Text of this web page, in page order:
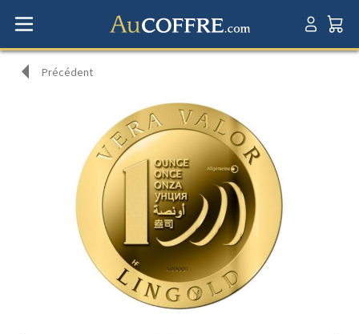
Précédent